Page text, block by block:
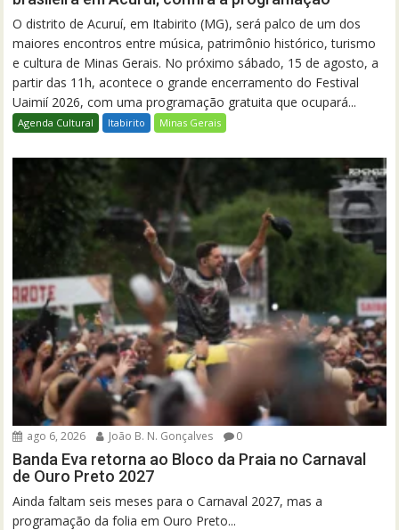
O distrito de Acuruí, em Itabirito (MG), será palco de um dos
maiores encontros entre música, patrimônio histórico, turismo
e cultura de Minas Gerais. No próximo sábado, 15 de agosto, a
partir das 11h, acontece o grande encerramento do Festival
Uaimií 2026, com uma programação gratuita que ocupará...
Agenda Cultural Itabirito Minas Gerais
ago 6, 2026 João B. N. Gonçalves 0
Banda Eva retorna ao Bloco da Praia no Carnaval
de Ouro Preto 2027
Ainda faltam seis meses para o Carnaval 2027, mas a
programação da folia em Ouro Preto...